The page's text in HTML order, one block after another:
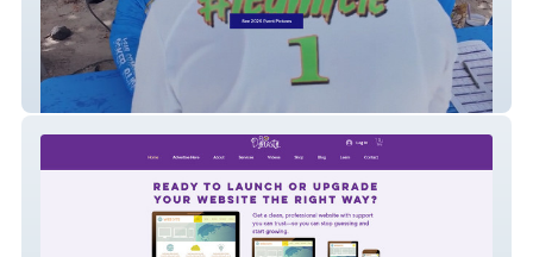
Ocean Co'Mocean Poker Run